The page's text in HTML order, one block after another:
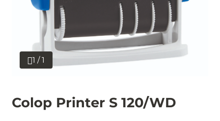
1 / 1
Colop Printer S 120/WD